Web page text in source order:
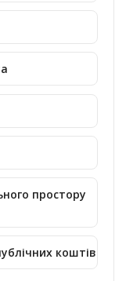
простору
коштів